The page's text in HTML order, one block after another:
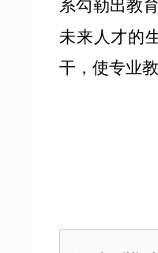
系勾勒出教
未来人才的
干，使专业